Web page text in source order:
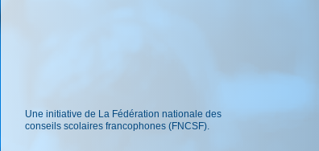
Une initiative de La Fédération nationale des
conseils scolaires francophones (FNCSF).